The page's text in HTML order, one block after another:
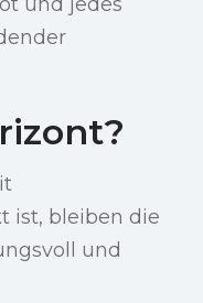
ist, bleiben die
und